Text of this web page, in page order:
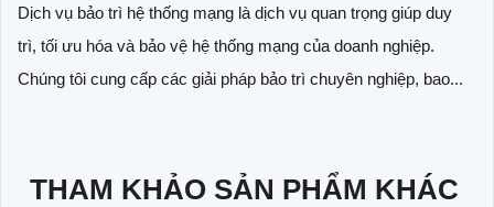
Dịch vụ bảo trì hệ thống mạng là dịch vụ quan trọng giúp duy
trì, tối ưu hóa và bảo vệ hệ thống mạng của doanh nghiệp.
Chúng tôi cung cấp các giải pháp bảo trì chuyên nghiệp, bao...
THAM KHẢO SẢN PHẨM KHÁC